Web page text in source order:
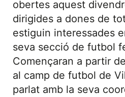
obertes aquest
dirigides a dones de
estiguin interessades
seva secció de futbol
Començaran a partir
al camp de futbol de
parlat amb la seva